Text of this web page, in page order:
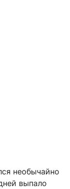
необычайно
выпало